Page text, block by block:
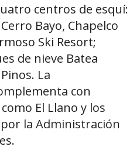
centros de esquí:
Bayo, Chapelco
Ski Resort;
de nieve Batea
La
con
El Llano y los
la Administración